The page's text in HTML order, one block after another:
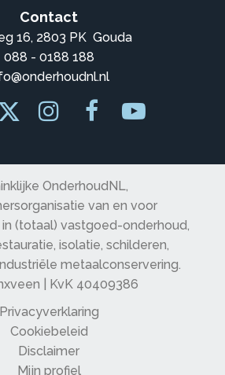
Contact
16, 2803 PK Gouda
088 - 0188 188
OnderhoudNL,
van en voor
(totaal) vastgoed-onderhoud,
isolatie, schilderen,
metaalconservering.
| KvK 40409386
Privacyverklaring
Cookiebeleid
Disclaimer
Mijn profiel